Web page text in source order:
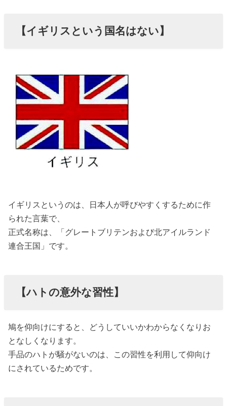
【イギリスという国名はない】
イギリスというのは、日本人が呼びやすくするために作
られた言葉で、
正式名称は、「グレートブリテンおよび北アイルランド
連合王国」です。
【ハトの意外な習性】
鳩を仰向けにすると、どうしていいかわからなくなりお
となしくなります。
手品のハトが騒がないのは、この習性を利用して仰向け
にされているためです。